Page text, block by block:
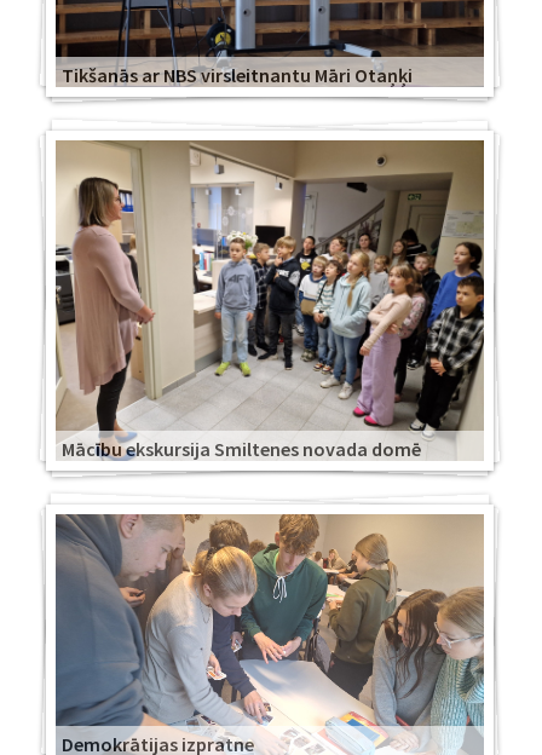
Tikšanās ar NBS virsleitnantu Māri Otaņķi
Mācību ekskursija Smiltenes novada domē
Demokrātijas izpratne